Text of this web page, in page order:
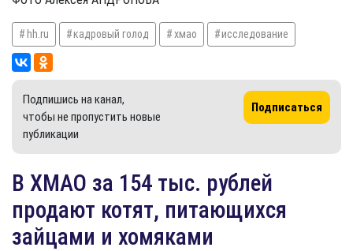
hh.ru кадровый голод хмао исследование
Подпишись на канал,
чтобы не пропустить новые
публикации
Подписаться
В ХМАО за 154 тыс. рублей
продают котят, питающихся
зайцами и хомяками